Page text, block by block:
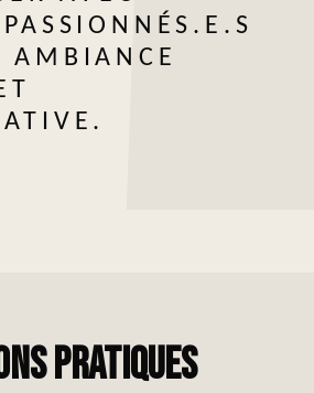
PASSIONNÉS.E.S
AMBIANCE
pratiques